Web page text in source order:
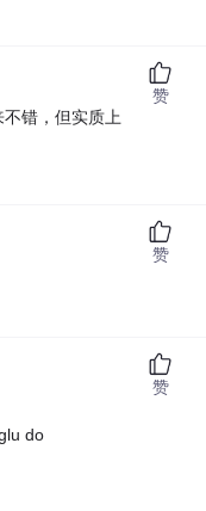
错，但实质上
赞
赞
do
赞